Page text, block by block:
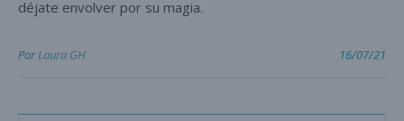
déjate envolver por su magia.
PorLaura GH 16/07/21